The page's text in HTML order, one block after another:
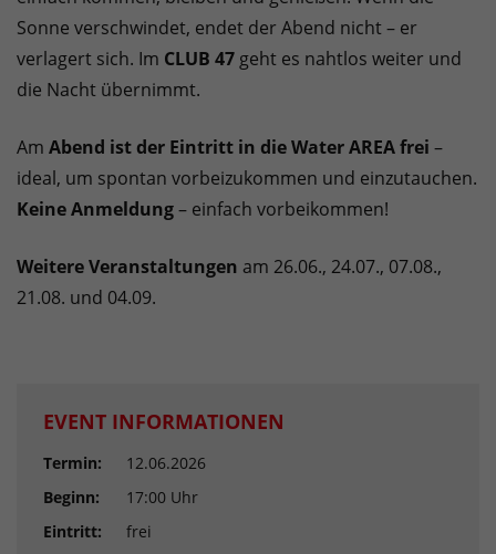
Sonne verschwindet, endet der Abend nicht – er
verlagert sich. Im CLUB 47 geht es nahtlos weiter und
die Nacht übernimmt.
Am Abend ist der Eintritt in die Water AREA frei –
ideal, um spontan vorbeizukommen und einzutauchen.
Keine Anmeldung– einfach vorbeikommen!
Weitere Veranstaltungen am 26.06., 24.07., 07.08.,
21.08. und 04.09.
EVENT INFORMATIONEN
Termin:
12.06.2026
Beginn:
17:00 Uhr
Eintritt:
frei